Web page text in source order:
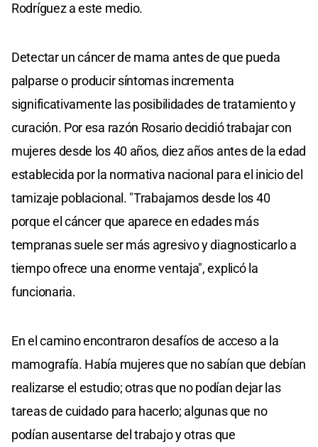
Rodríguez a este medio.
Detectar un cáncer de mama antes de que pueda
palparse o producir síntomas incrementa
significativamente las posibilidades de tratamiento y
curación. Por esa razón Rosario decidió trabajar con
mujeres desde los 40 años, diez años antes de la edad
establecida por la normativa nacional para el inicio del
tamizaje poblacional. "Trabajamos desde los 40
porque el cáncer que aparece en edades más
tempranas suele ser más agresivo y diagnosticarlo a
tiempo ofrece una enorme ventaja", explicó la
funcionaria.
En el camino encontraron desafíos de acceso a la
mamografía. Había mujeres que no sabían que debían
realizarse el estudio; otras que no podían dejar las
tareas de cuidado para hacerlo; algunas que no
podían ausentarse del trabajo y otras que